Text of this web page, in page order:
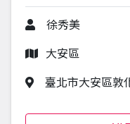
作者
徐秀美
行政區
大安區
作品地址
臺北市大安區敦